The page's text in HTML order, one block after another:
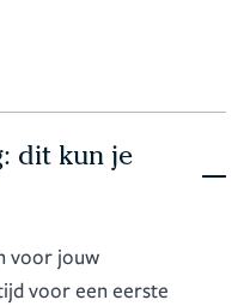
dit kun je
voor jouw
voor een eerste